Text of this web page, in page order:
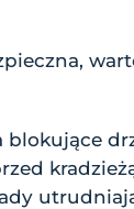
blokujące